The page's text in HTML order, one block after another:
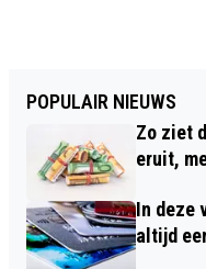
POPULAIR NIEUWS
Zo ziet
eruit,
In deze
altijd